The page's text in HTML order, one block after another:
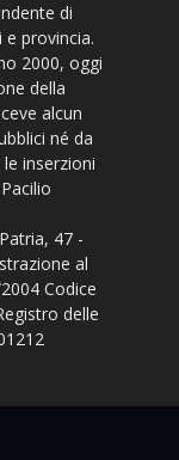
di
provincia.
2000, oggi
della
alcun
né da
inserzioni
47 -
al
Codice
delle